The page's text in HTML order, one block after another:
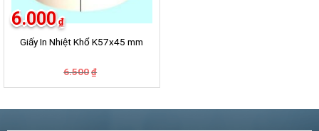
Giấy In Nhiệt Khổ K57x45 mm
6.500 ₫
là:
6.000 ₫
tại
6.000₫.